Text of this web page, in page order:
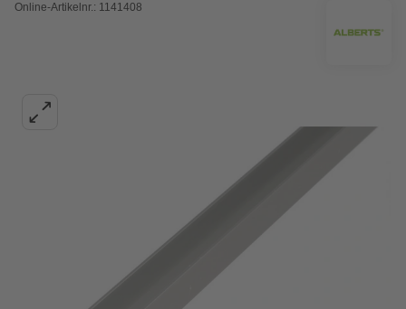
Online-Artikelnr.: 1141408